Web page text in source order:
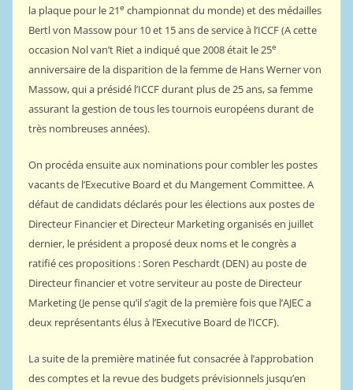
la plaque pour le 21e championnat du monde) et des médailles
Bertl von Massow pour 10 et 15 ans de service à l’ICCF (A cette
occasion Nol van’t Riet a indiqué que 2008 était le 25e
anniversaire de la disparition de la femme de Hans Werner von
Massow, qui a présidé l’ICCF durant plus de 25 ans, sa femme
assurant la gestion de tous les tournois européens durant de
très nombreuses années).
On procéda ensuite aux nominations pour combler les postes
vacants de l’Executive Board et du Mangement Committee. A
défaut de candidats déclarés pour les élections aux postes de
Directeur Financier et Directeur Marketing organisés en juillet
dernier, le président a proposé deux noms et le congrès a
ratifié ces propositions : Soren Peschardt (DEN) au poste de
Directeur financier et votre serviteur au poste de Directeur
Marketing (Je pense qu’il s’agit de la première fois que l’AJEC a
deux représentants élus à l’Executive Board de l’ICCF).
La suite de la première matinée fut consacrée à l’approbation
des comptes et la revue des budgets prévisionnels jusqu’en